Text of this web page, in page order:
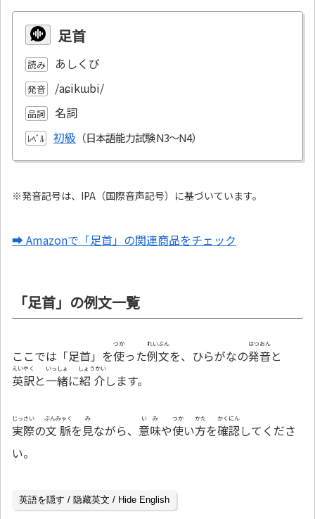
足首
読み あしくび
発音 /aɕikɯbi/
品詞 名詞
ﾚﾍﾞﾙ 初級
※発音記号は、IPA（国際音声記号）に基づいています。
➡ Amazonで「足首」の関連商品をチェック
「足首」の例文一覧
ここでは「足首」を使
つか
った例文
れいぶん
を、ひらがなの発音
はつおん
と
英訳
えいやく
と一緒
いっしょ
に紹介
しょうかい
します。
実際
じっさい
の文脈
ぶんみゃく
を見
み
ながら、 意味
いみ
や使
つか
い方
かた
を確認
かくにん
してくださ
い。
英語を隠す / 隐藏英文 / Hide English